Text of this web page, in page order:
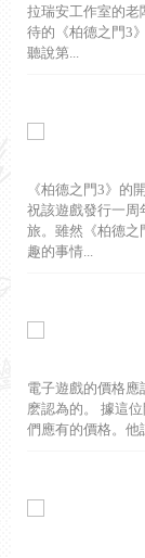
拉瑞安工作室的老
待的《柏德之門3
聽說第...
《柏德之門3》的
祝該遊戲發行一周
旅。雖然《柏德之
趣的事情...
電子遊戲的價格應
麽認為的。 據這
們應有的價格。他